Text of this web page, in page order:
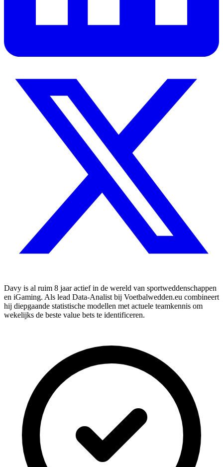
Davy is al ruim 8 jaar actief in de wereld van sportweddenschappen
en iGaming. Als lead Data-Analist bij Voetbalwedden.eu combineert
hij diepgaande statistische modellen met actuele teamkennis om
wekelijks de beste value bets te identificeren.